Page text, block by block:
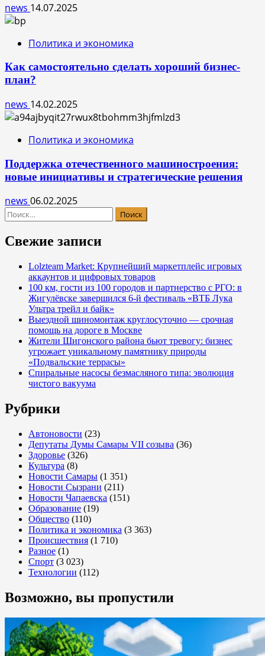
news 14.07.2025
Политика и экономика
Как самостоятельно сделать хороший бизнес-
план?
news 14.02.2025
Политика и экономика
Поддержка отечественного машиностроения:
новые инициативы и стратегические решения
news 06.02.2025
Найти:
Свежие записи
Lolzteam Market: Крупнейший маркетплейс игровых
аккаунтов и цифровых товаров
100 км, гости из 100 городов и партнерство с РГО: в
Жигулёвске завершился 6-й фестиваль «ВТБ Лука
Ультра трейл и байк»
Выездной шиномонтаж круглосуточно — срочная
помощь на дороге в Москве
Жители Шигонского района бьют тревогу: бизнес
угрожает уникальному памятнику природы
«Подвальские террасы»
Спиральные насосы безмасляного типа: эволюция
чистого вакуума
Рубрики
Автоновости (23)
Депутаты Думы Самары VII созыва (36)
Здоровье (326)
Культура (8)
Новости Самары (1 351)
Новости Сызрани (211)
Новости Чапаевска (151)
Образование (19)
Общество (110)
Политика и экономика (3 363)
Происшествия (1 710)
Разное (1)
Спорт (3 023)
Технологии (112)
Возможно, вы пропустили